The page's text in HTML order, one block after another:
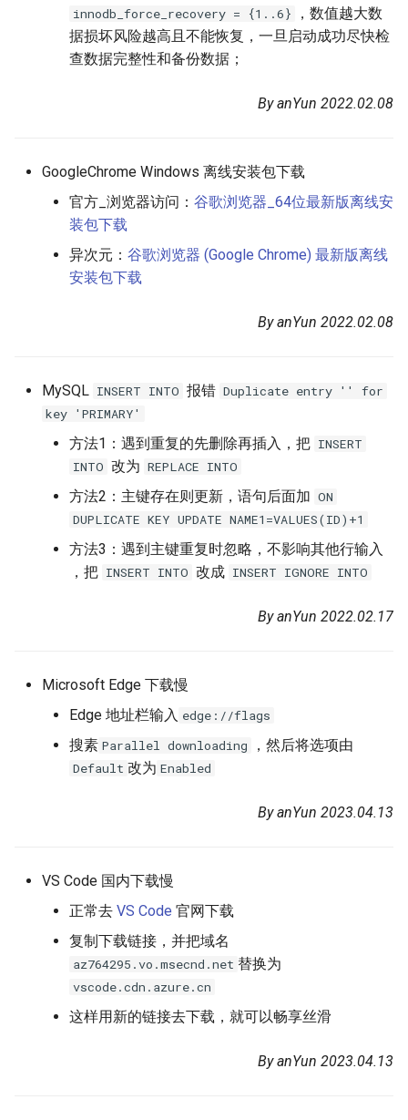
innodb_force_recovery = {1..6}
，数值越大数
据损坏风险越高且不能恢复，一旦启动成功尽快检
查数据完整性和备份数据；
By anYun 2022.02.08
GoogleChrome Windows 离线安装包下载
官方_浏览器访问： 谷歌浏览器_64位最新版离线安
装包下载
异次元： 谷歌浏览器 (Google Chrome) 最新版离线
安装包下载
By anYun 2022.02.08
MySQL INSERT INTO 报错 Duplicate entry '' for
key 'PRIMARY'
方法1：遇到重复的先删除再插入，把 INSERT
INTO 改为 REPLACE INTO
方法2：主键存在则更新，语句后面加 ON
DUPLICATE KEY UPDATE NAME1=VALUES(ID)+1
方法3：遇到主键重复时忽略，不影响其他行输入
，把 INSERT INTO 改成 INSERT IGNORE INTO
By anYun 2022.02.17
Microsoft Edge 下载慢
Edge 地址栏输入 edge://flags
搜素 Parallel downloading ，然后将选项由
Default 改为 Enabled
By anYun 2023.04.13
VS Code 国内下载慢
正常去 VS Code 官网下载
复制下载链接，并把域名
az764295.vo.msecnd.net 替换为
vscode.cdn.azure.cn
这样用新的链接去下载，就可以畅享丝滑
By anYun 2023.04.13